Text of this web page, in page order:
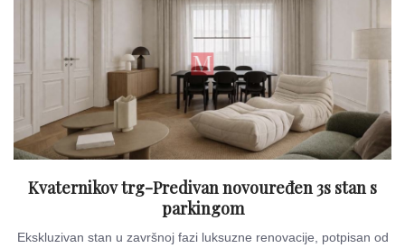
Kvaternikov trg-Predivan novouređen 3s stan s
parkingom
Ekskluzivan stan u završnoj fazi luksuzne renovacije, potpisan od